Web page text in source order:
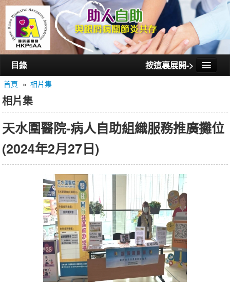
目錄 按這裏展開->
首頁
認識銀屑護關會
認識銀屑關節炎
活動/講座
會員通訊
聯絡我們
首頁 » 相片集
相片集
天水圍醫院-病人自助組織服務推廣攤位
(2024年2月27日)